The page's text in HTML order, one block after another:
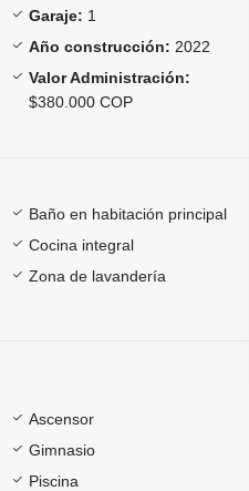
Garaje: 1
Año construcción: 2022
Valor Administración:
$380.000 COP
Baño en habitación principal
Cocina integral
Zona de lavandería
Ascensor
Gimnasio
Piscina